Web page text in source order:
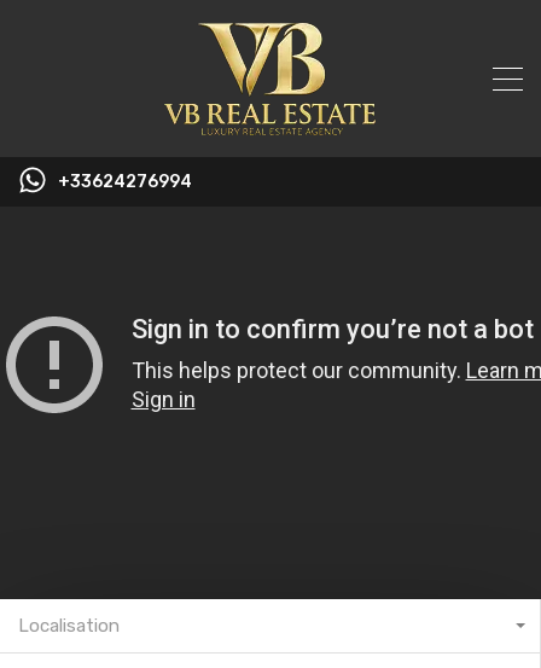
+33624276994
Localisation